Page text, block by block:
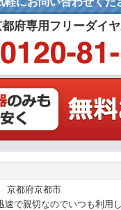
都府専用フリーダイヤ
京都府京都市
速で親切なのでいつも利用し